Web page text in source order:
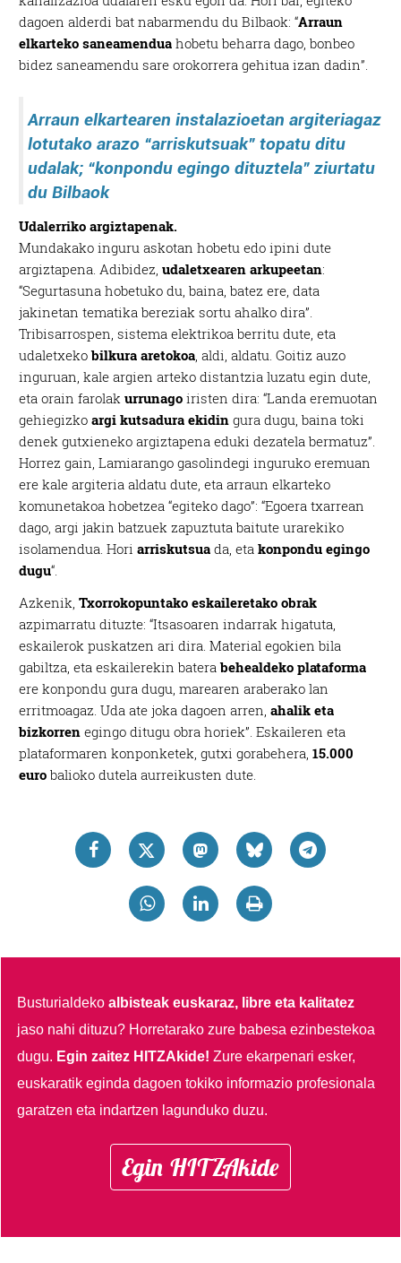
dagoen alderdi bat nabarmendu du Bilbaok: “Arraun
elkarteko saneamendua hobetu beharra dago, bonbeo
bidez saneamendu sare orokorrera gehitua izan dadin”.
Arraun elkartearen instalazioetan argiteriagaz
lotutako arazo “arriskutsuak” topatu ditu
udalak; “konpondu egingo dituztela” ziurtatu
du Bilbaok
Udalerriko argiztapenak.
Mundakako inguru askotan hobetu edo ipini dute
argiztapena. Adibidez,udaletxearen arkupeetan:
“Segurtasuna hobetuko du, baina, batez ere, data
jakinetan tematika bereziak sortu ahalko dira”.
Tribisarrospen, sistema elektrikoa berritu dute, eta
udaletxekobilkura aretokoa , aldi, aldatu. Goitiz auzo
inguruan, kale argien arteko distantzia luzatu egin dute,
eta orain farolakurrunago iristen dira: “Landa eremuotan
gehiegizkoargi kutsadura ekidin gura dugu, baina toki
denek gutxieneko argiztapena eduki dezatela bermatuz”.
Horrez gain, Lamiarango gasolindegi inguruko eremuan
ere kale argiteria aldatu dute, eta arraun elkarteko
komunetakoa hobetzea “egiteko dago”: “Egoera txarrean
dago, argi jakin batzuek zapuztuta baitute urarekiko
isolamendua. Horiarriskutsua da, etakonpondu egingo
dugu“.
Azkenik,Txorrokopuntako eskaileretako obrak
azpimarratu dituzte: “Itsasoaren indarrak higatuta,
eskailerok puskatzen ari dira. Material egokien bila
gabiltza, eta eskailerekin baterabehealdeko plataforma
ere konpondu gura dugu, marearen araberako lan
erritmoagaz. Uda ate joka dagoen arren, ahalik eta
bizkorren egingo ditugu obra horiek”. Eskaileren eta
plataformaren konponketek, gutxi gorabehera,15.000
euro balioko dutela aurreikusten dute.
Busturialdekoalbisteak euskaraz, libre eta kalitatez
jaso nahi dituzu? Horretarako zure babesa ezinbestekoa
dugu. Egin zaitez HITZAkide!Zure ekarpenari esker,
euskaratik eginda dagoen tokiko informazio profesionala
garatzen eta indartzen lagunduko duzu.
Egin HITZAkide